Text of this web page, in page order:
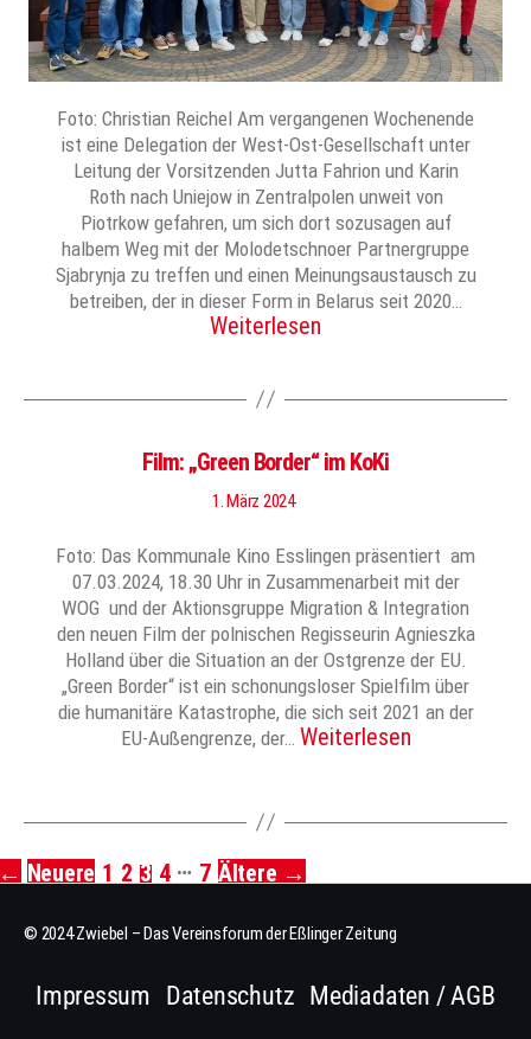
Foto: Christian Reichel Am vergangenen Wochenende
ist eine Delegation der West-Ost-Gesellschaft unter
Leitung der Vorsitzenden Jutta Fahrion und Karin
Roth nach Uniejow in Zentralpolen unweit von
Piotrkow gefahren, um sich dort sozusagen auf
halbem Weg mit der Molodetschnoer Partnergruppe
Sjabrynja zu treffen und einen Meinungsaustausch zu
betreiben, der in dieser Form in Belarus seit 2020…
Weiterlesen
Film: „Green Border“ im KoKi
1. März 2024
Foto: Das Kommunale Kino Esslingen präsentiert am
07.03.2024, 18.30 Uhr in Zusammenarbeit mit der
WOG und der Aktionsgruppe Migration & Integration
den neuen Film der polnischen Regisseurin Agnieszka
Holland über die Situation an der Ostgrenze der EU.
„Green Border“ ist ein schonungsloser Spielfilm über
die humanitäre Katastrophe, die sich seit 2021 an der
EU-Außengrenze, der… Weiterlesen
Seitennummerierung
der
Neuere 1 2 3 4 … 7 Ältere →
© 2024 Zwiebel – Das Vereinsforum der Eßlinger Zeitung
Impressum Datenschutz Mediadaten / AGB